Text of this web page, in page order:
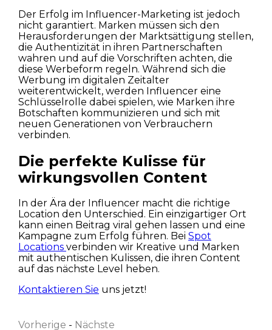
Der Erfolg im Influencer-Marketing ist jedoch
nicht garantiert. Marken müssen sich den
Herausforderungen der Marktsättigung stellen,
die Authentizität in ihren Partnerschaften
wahren und auf die Vorschriften achten, die
diese Werbeform regeln. Während sich die
Werbung im digitalen Zeitalter
weiterentwickelt, werden Influencer eine
Schlüsselrolle dabei spielen, wie Marken ihre
Botschaften kommunizieren und sich mit
neuen Generationen von Verbrauchern
verbinden.
Die perfekte Kulisse für
wirkungsvollen Content
In der Ära der Influencer macht die richtige
Location den Unterschied. Ein einzigartiger Ort
kann einen Beitrag viral gehen lassen und eine
Kampagne zum Erfolg führen. Bei Spot
Locations verbinden wir Kreative und Marken
mit authentischen Kulissen, die ihren Content
auf das nächste Level heben.
Kontaktieren Sie uns jetzt!
Vorherige - Nächste